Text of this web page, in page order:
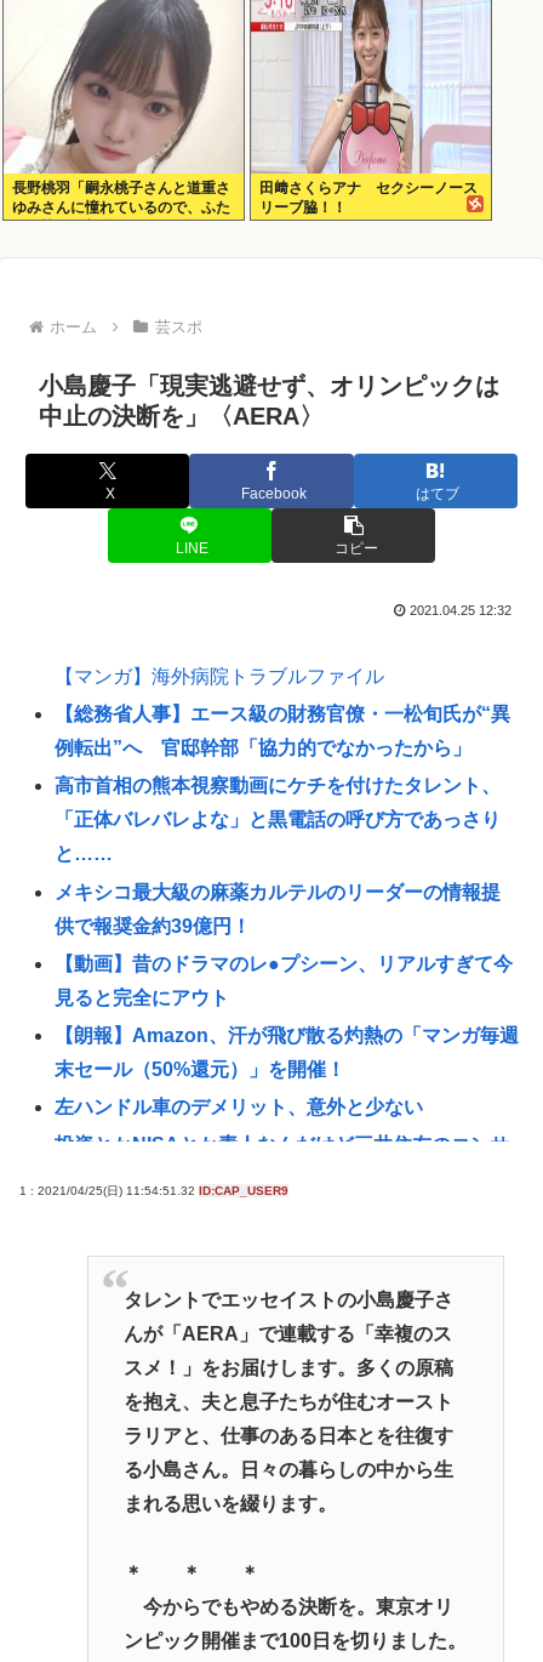
長野桃羽「嗣永桃子さんと道重さ
ゆみさんに憧れているので、ふた
田﨑さくらアナ セクシーノース
リーブ脇！！
ホーム 芸スポ
小島慶子「現実逃避せず、オリンピックは
中止の決断を」〈AERA〉
X Facebook はてブ
LINE コピー
2021.04.25 12:32
【マンガ】海外病院トラブルファイル
【総務省人事】エース級の財務官僚・一松旬氏が“異
例転出”へ 官邸幹部「協力的でなかったから」
高市首相の熊本視察動画にケチを付けたタレント、
「正体バレバレよな」と黒電話の呼び方であっさり
と……
メキシコ最大級の麻薬カルテルのリーダーの情報提
供で報奨金約39億円！
【動画】昔のドラマのレ●プシーン、リアルすぎて今
見ると完全にアウト
【朗報】Amazon、汗が飛び散る灼熱の「マンガ毎週
末セール（50%還元）」を開催！
左ハンドル車のデメリット、意外と少ない
投資とかNISAとか素人なんだけど三井住友のコンサ
ソ」投稿相次ぐ→名誉毀損となる可能性は？
「パプリカ」とかいうカルトアニメ映画やってるん
だけど見とくべき？
エリート医師が未成年の少女を酔わせて性的暴行疑
いで逮捕…「SNSで二刀流を自画自賛」の素顔
【画像】コミケのインタビュー、とんでもない逸材
が登場www 【Pickup07092041】
58歳芸人、高市早苗首相の熊本視察動画に「北朝鮮
【悲報】上沼恵美子ブチギレ「簡単にそうめん作れ
言うけど、そうめん作りて地獄なんよ」
ライチュウ「ピチューとピカチュウより圧倒的に強
1 : 2021/04/25(日) 11:54:51.32 ID:CAP_USER9
タレントでエッセイストの小島慶子さ
んが「AERA」で連載する「幸複のス
スメ！」をお届けします。多くの原稿
を抱え、夫と息子たちが住むオースト
ラリアと、仕事のある日本とを往復す
る小島さん。日々の暮らしの中から生
まれる思いを綴ります。
＊ ＊ ＊
今からでもやめる決断を。東京オリ
ンピック開催まで100日を切りました。